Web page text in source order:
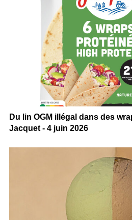
Du lin OGM illégal dans des
Jacquet - 4 juin 2026